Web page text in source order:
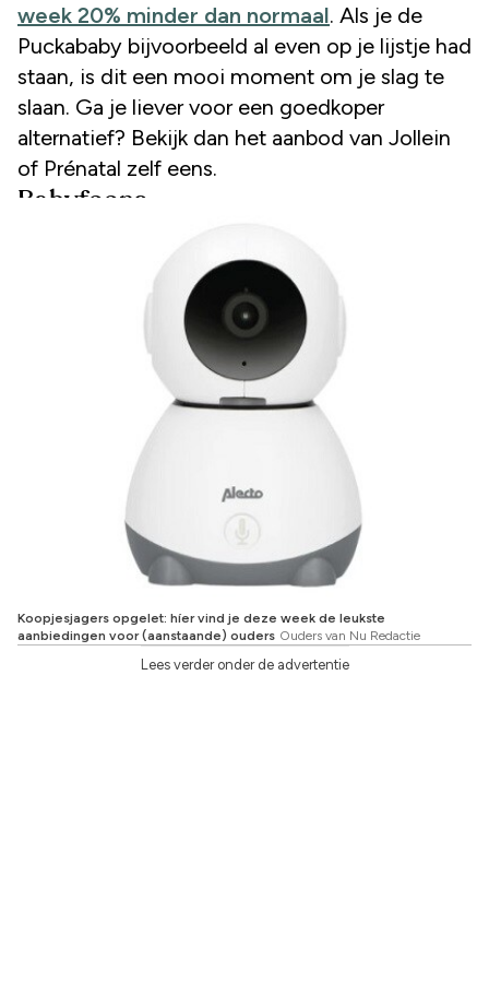
week 20% minder dan normaal. Als je de
Puckababy bijvoorbeeld al even op je lijstje had
staan, is dit een mooi moment om je slag te
slaan. Ga je liever voor een goedkoper
alternatief? Bekijk dan het aanbod van Jollein
of Prénatal zelf eens.
Babyfoons
Koopjesjagers opgelet: híer vind je deze week de leukste
aanbiedingen voor (aanstaande) ouders Ouders van Nu Redactie
Lees verder onder de advertentie